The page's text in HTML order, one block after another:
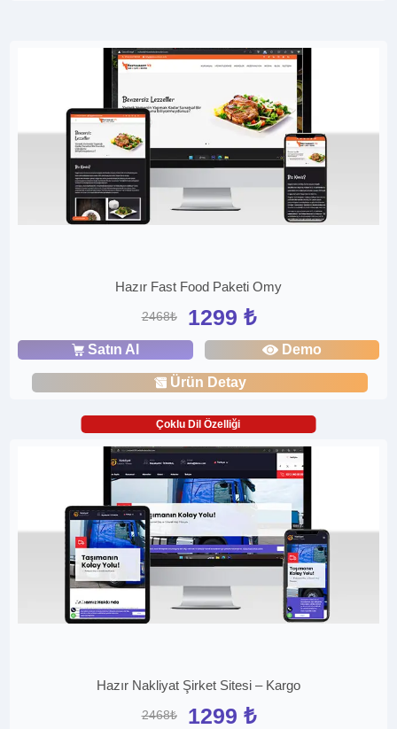
Hazır Fast Food Paketi Omy
2468₺ 1299 ₺
Satın Al Demo
Ürün Detay
Çoklu Dil Özelliği
Hazır Nakliyat Şirket Sitesi – Kargo
2468₺ 1299 ₺